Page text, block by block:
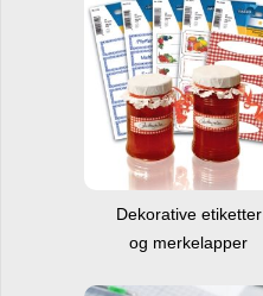
Dekorative etiketter
og merkelapper